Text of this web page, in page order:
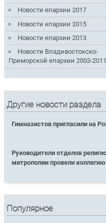
Новости епархии 2017
Новости епархии 2015
Новости епархии 2013
Новости Владивостокско-
Приморской епархии 2003-2011
Другие новости раздела
Гимназистов пригласили на
Руководители отделов
митрополии провели коллегию
Популярное